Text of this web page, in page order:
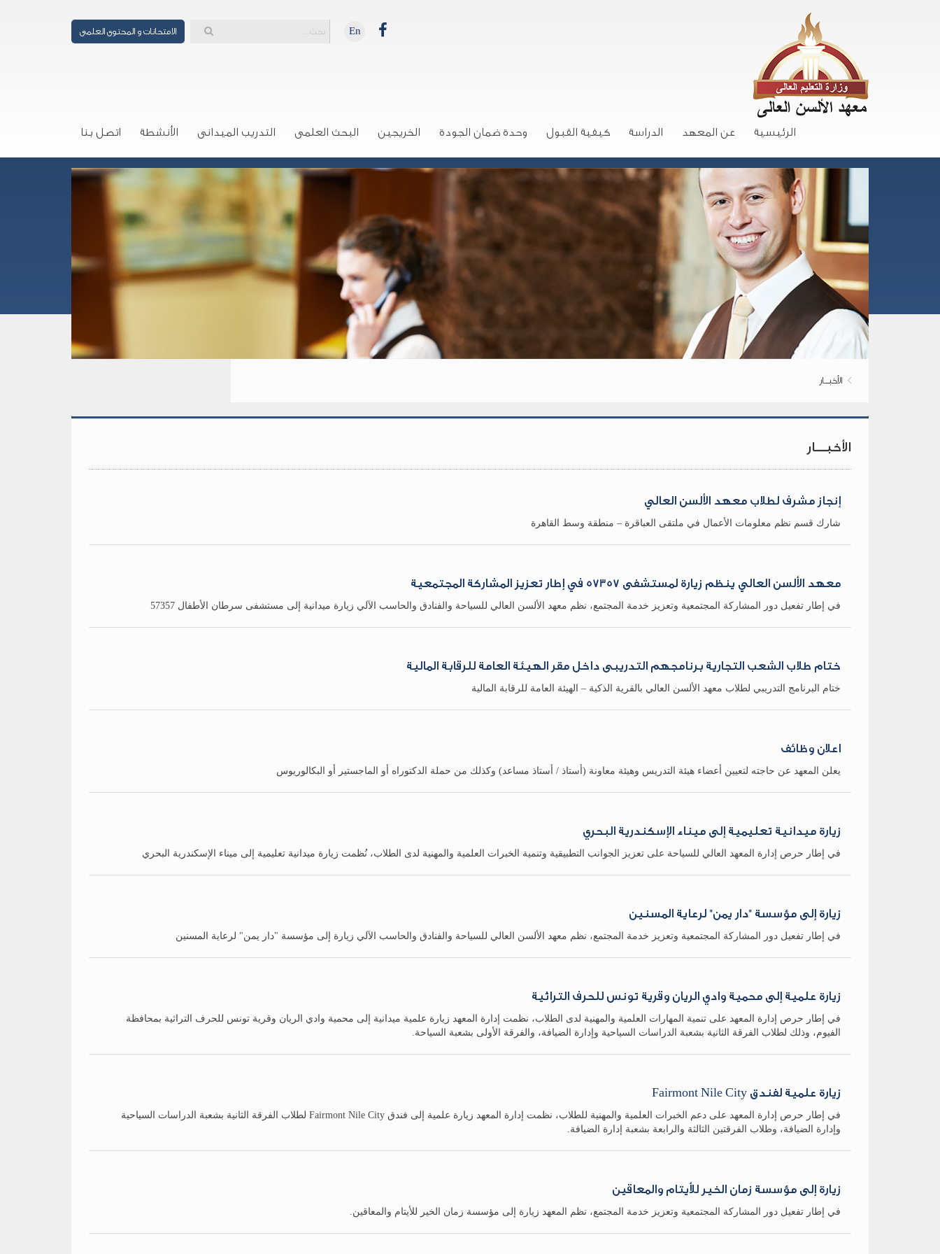
الامتحانات و المحتوى العلمى En
الرئيسية عن المعهد الدراسة كيفية القبول وحدة ضمان الجودة الخريجين البحث العلمى التدريب الميدانى الأنشطة اتصل بنا
الأخبـــار
الأخبـــار
إنجاز مشرف لطلاب معهد الألسن العالي
شارك قسم نظم معلومات الأعمال في ملتقى العباقرة – منطقة وسط القاهرة
معهد الألسن العالي ينظم زيارة لمستشفى 57357 في إطار تعزيز المشاركة المجتمعية
في إطار تفعيل دور المشاركة المجتمعية وتعزيز خدمة المجتمع، نظم معهد الألسن العالي للسياحة والفنادق والحاسب الآلي زيارة ميدانية إلى مستشفى سرطان الأطفال 57357
ختام طلاب الشعب التجارية برنامجهم التدريبى داخل مقر الهيئة العامة للرقابة المالية
ختام البرنامج التدريبي لطلاب معهد الألسن العالي بالقرية الذكية – الهيئة العامة للرقابة المالية
اعلان وظائف
يعلن المعهد عن حاجته لتعيين أعضاء هيئة التدريس وهيئة معاونة (أستاذ / أستاذ مساعد) وكذلك من حملة الدكتوراه أو الماجستير أو البكالوريوس
زيارة ميدانية تعليمية إلى ميناء الإسكندرية البحري
في إطار حرص إدارة المعهد العالي للسياحة على تعزيز الجوانب التطبيقية وتنمية الخبرات العلمية والمهنية لدى الطلاب، نُظمت زيارة ميدانية تعليمية إلى ميناء الإسكندرية البحري
زيارة إلى مؤسسة "دار يمن" لرعاية المسنين
في إطار تفعيل دور المشاركة المجتمعية وتعزيز خدمة المجتمع، نظم معهد الألسن العالي للسياحة والفنادق والحاسب الآلي زيارة إلى مؤسسة "دار يمن" لرعاية المسنين
زيارة علمية إلى محمية وادي الريان وقرية تونس للحرف التراثية
في إطار حرص إدارة المعهد على تنمية المهارات العلمية والمهنية لدى الطلاب، نظمت إدارة المعهد زيارة علمية ميدانية إلى محمية وادي الريان وقرية تونس للحرف التراثية بمحافظة
الفيوم، وذلك لطلاب الفرقة الثانية بشعبة الدراسات السياحية وإدارة الضيافة، والفرقة الأولى بشعبة السياحة.
زيارة علمية لفندق Fairmont Nile City
في إطار حرص إدارة المعهد على دعم الخبرات العلمية والمهنية للطلاب، نظمت إدارة المعهد زيارة علمية إلى فندق Fairmont Nile City لطلاب الفرقة الثانية بشعبة الدراسات السياحية
وإدارة الضيافة، وطلاب الفرقتين الثالثة والرابعة بشعبة إدارة الضيافة.
زيارة إلى مؤسسة زمان الخير للأيتام والمعاقين
في إطار تفعيل دور المشاركة المجتمعية وتعزيز خدمة المجتمع، نظم المعهد زيارة إلى مؤسسة زمان الخير للأيتام والمعاقين.